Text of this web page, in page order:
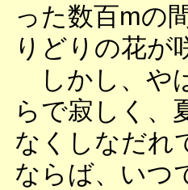
った数百mの
りどりの花が
しかし、や
らで寂しく、
なくしなだれ
ならば、いつ